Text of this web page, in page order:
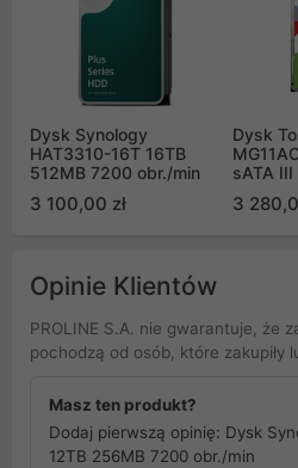
Dysk Synology
HAT3310-16T 16TB
512MB 7200 obr./min
3 100,00 zł
Dysk
sATA
3
Opinie Klientów
PROLINE S.A. nie gwarantuje, że
pochodzą od osób, które zakupiły
Masz ten produkt?
Dodaj pierwszą opinię: Dysk
12TB 256MB 7200 obr./min